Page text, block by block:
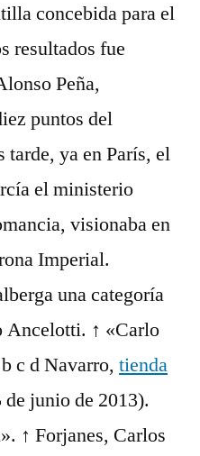
concebida para el
resultados fue
Peña,
puntos del
tarde, ya en París, el
el ministerio
visionaba en
Imperial.
una categoría
Ancelotti. ↑ «Carlo
c d Navarro, tienda
junio de 2013).
↑ Forjanes, Carlos